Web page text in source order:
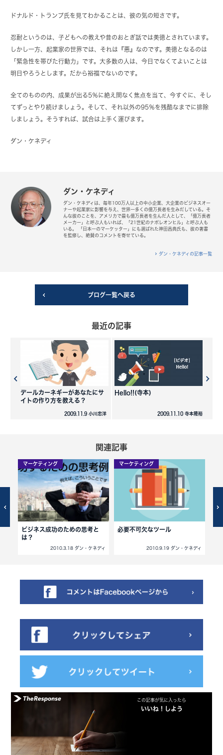
ドナルド・トランプ氏を見てわかることは、彼の気の短さです。
忍耐というのは、子どもへの教えや昔のおとぎ話では美徳とされています。
しかし一方、起業家の世界では、それは『悪』なのです。美徳となるのは
「緊急性を帯びた行動力」です。大多数の人は、今日でなくてよいことは
明日やろうとします。だから裕福でないのです。
全てのものの内、成果が出る5％に絶え間なく焦点を当て、今すぐに、そし
てずっとやり続けましょう。そして、それ以外の95％を残酷なまでに排除
しましょう。そうすれば、試合は上手く運びます。
ダン・ケネディ
ダン・ケネディ
ダン・ケネディは、毎年100万人以上の中小企業、大企業のビジネスオー
ナーや起業家に影響を与え、世界一多くの億万長者を生みだしている。そ
んな彼のことを、アメリカで最も億万長者を生んだ人として、「億万長者
メーカー」と呼ぶ人もいれば、「21世紀のナポレオンヒル」と呼ぶ人も
いる。 「日本一のマーケッター」にも選ばれた神田昌典氏も、彼の著書
を監修し、絶賛のコメントを寄せている。
ダン・ケネディの記事一覧
ブログ一覧へ戻る
最近の記事
デールカーネギーがあなたにサ
イトの作り方を教える？
2009.11.9 小川忠洋
Hello!!(寺本)
2009.11.10 寺本隆裕
関連記事
マーケティング
ビジネス成功のための思考と
は？
2010.3.18 ダン・ケネディ
マーケティング
必要不可欠なツール
2010.9.19 ダン・ケネディ
この記事が気に入ったら
いいね！しよう